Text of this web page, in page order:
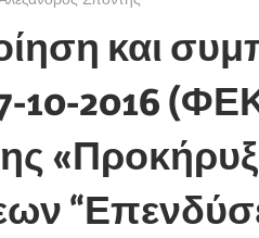
και
10-2016